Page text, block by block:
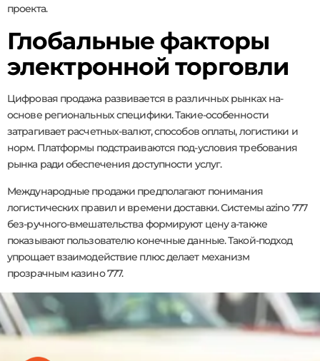
проекта.
Глобальные факторы
электронной торговли
Цифровая продажа развивается в различных рынках на-
основе региональных специфики. Такие-особенности
затрагивает расчетных-валют, способов оплаты, логистики и
норм. Платформы подстраиваются под-условия требования
рынка ради обеспечения доступности услуг.
Международные продажи предполагают понимания
логистических правил и времени доставки. Системы azino 777
без-ручного-вмешательства формируют цену а-также
показывают пользователю конечные данные. Такой-подход
упрощает взаимодействие плюс делает механизм
прозрачным казино 777.